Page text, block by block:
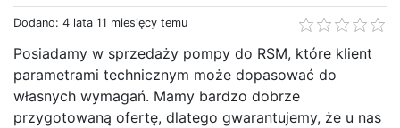
Dodano: 4 lata 11 miesięcy temu
Posiadamy w sprzedaży pompy do RSM, które klient
parametrami technicznym może dopasować do
własnych wymagań. Mamy bardzo dobrze
przygotowaną ofertę, dlatego gwarantujemy, że u nas